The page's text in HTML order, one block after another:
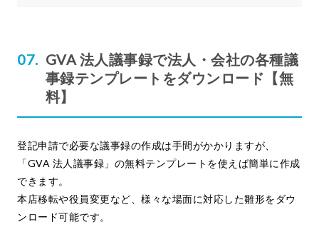
GVA 法人議事録で法人・会社の各種議
事録テンプレートをダウンロード【無
料】
登記申請で必要な議事録の作成は手間がかかりますが、
「GVA 法人議事録」の無料テンプレートを使えば簡単に作成
できます。
本店移転や役員変更など、様々な場面に対応した雛形をダウ
ンロード可能です。